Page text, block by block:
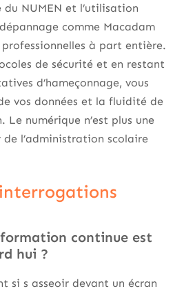
NUMEN et l’utilisation
comme Macadam
à part entière.
de sécurité et en restant
d’hameçonnage, vous
vos données et la fluidité de
numérique n’est plus une
l’administration scolaire
continue est
hui ?
si s asseoir devant un écran